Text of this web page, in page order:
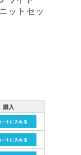
ットセッ
購入